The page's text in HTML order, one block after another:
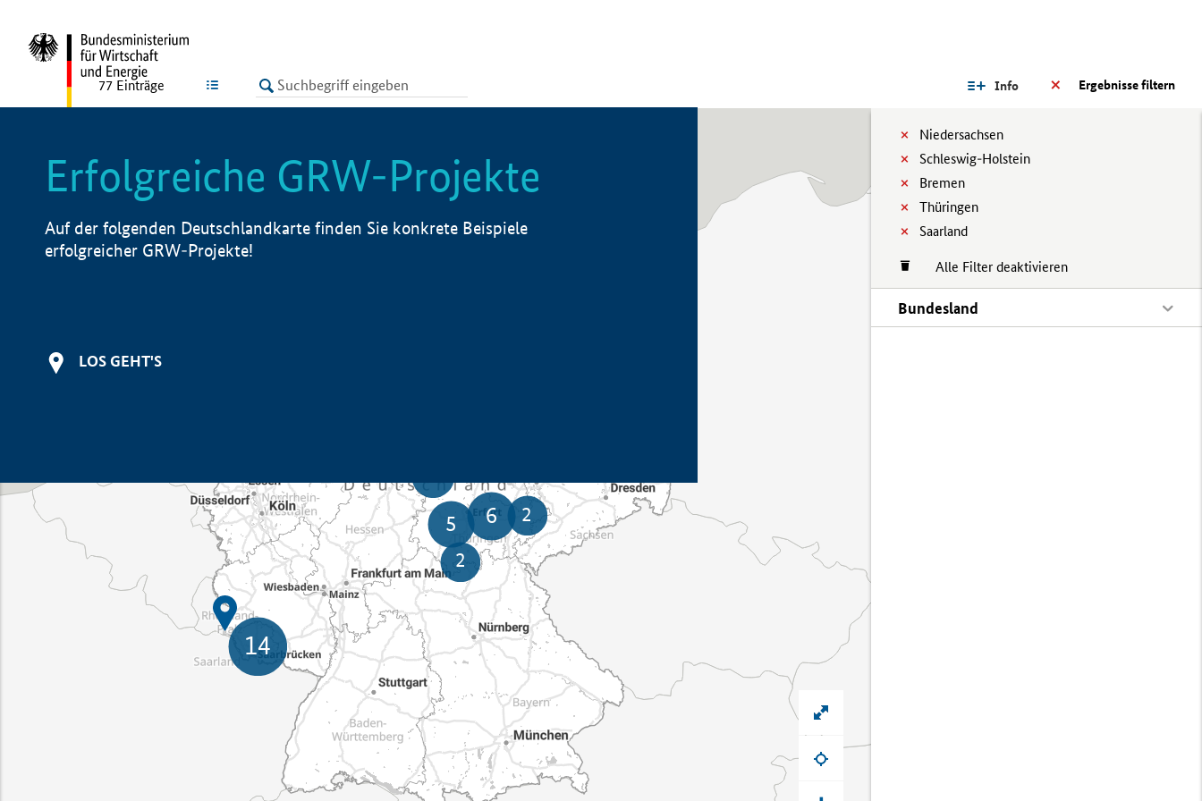
LISTE Ergebnisse filtern
Info
Niedersachsen
Schleswig-Holstein
Bremen
Thüringen
Saarland
Alle Filter deaktivieren
Bundesland
77 Einträge
Erfolgreiche GRW-Projekte
Auf der folgenden Deutschlandkarte finden Sie konkrete Beispiele
erfolgreicher GRW-Projekte!
LOS GEHT'S